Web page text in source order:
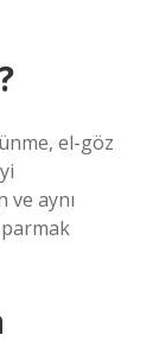
el-göz
ve aynı